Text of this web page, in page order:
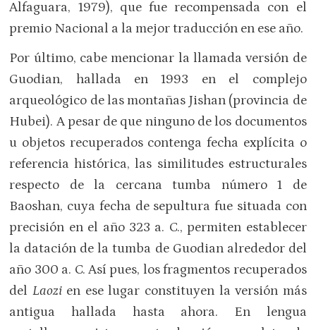
Alfaguara, 1979), que fue recompensada con el
premio Nacional a la mejor traducción en ese año.
Por último, cabe mencionar la llamada versión de
Guodian, hallada en 1993 en el complejo
arqueológico de las montañas Jishan (provincia de
Hubei). A pesar de que ninguno de los documentos
u objetos recuperados contenga fecha explícita o
referencia histórica, las similitudes estructurales
respecto de la cercana tumba número 1 de
Baoshan, cuya fecha de sepultura fue situada con
precisión en el año 323 a. C., permiten establecer
la datación de la tumba de Guodian alrededor del
año 300 a. C. Así pues, los fragmentos recuperados
del Laozi en ese lugar constituyen la versión más
antigua hallada hasta ahora. En lengua